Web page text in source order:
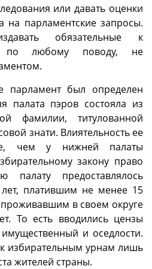
или давать оценки
на парламентские запросы.
обязательные к
по любому поводу, не
парламент был определен
палата пэров состояла из
фамилии, титулованной
знати. Влиятельность ее
чем у нижней палаты
закону право
предоставлялось
платившим не менее 15
в своем округе
То есть вводились цензы
и оседлости.
избирательным урнам лишь
жителей страны.